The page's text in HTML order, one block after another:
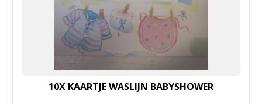
10X KAARTJE WASLIJN BABYSHOWER